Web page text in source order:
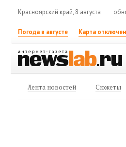
Красноярский край, 8 августа
Погода в августе Карта
Лента новостей Сюжеты